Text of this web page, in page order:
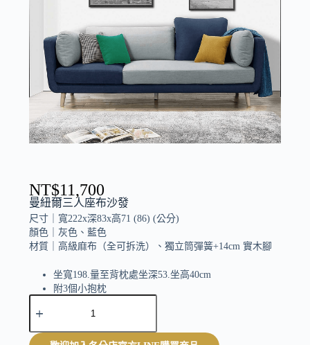
曼紐爾三人座布沙發
NT$11,700
尺寸｜ 寬222x深83x高71 (86) (公分)
顏色｜ 灰色、藍色
材質｜ 高級麻布（全可拆洗）、獨立筒彈簧+14cm 實木腳
坐寬198.量至背枕處坐深53.坐高40cm
附3個小抱枕
e